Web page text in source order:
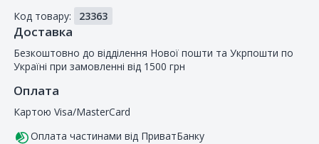
покупців
Код товару:
23363
Доставка
Безкоштовно до відділення Нової пошти та Укрпошти по
Україні при замовленні від 1500 грн
Оплата
Картою Visa/MasterCard
Оплата частинами від ПриватБанку